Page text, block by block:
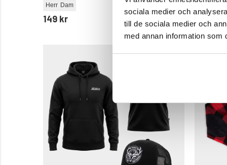
sociala medier och
till de sociala medier och
med annan information som
Dam
Herr
149 kr
99 kr